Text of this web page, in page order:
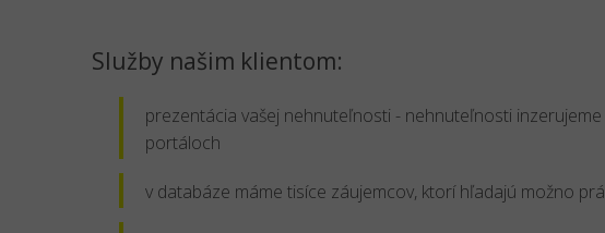
Služby našim klientom:
prezentácia vašej nehnuteľnosti - nehnuteľnosti
portáloch
v databáze máme tisíce záujemcov, ktorí hľadajú možno